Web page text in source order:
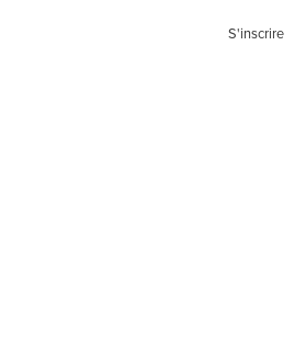
S'inscrire